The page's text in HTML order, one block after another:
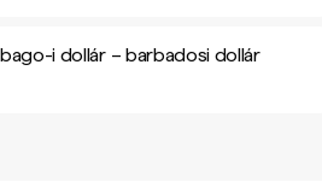
i dollár – barbadosi dollár